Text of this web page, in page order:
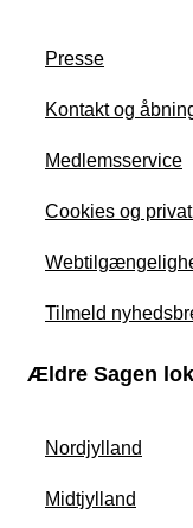
Presse
Kontakt og
Medlemsservice
Cookies og
Tilmeld
Ældre Sagen
Nordjylland
Midtjylland